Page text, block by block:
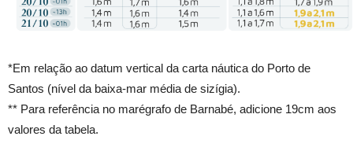
*Em relação ao datum vertical da carta náutica do Porto de
Santos (nível da baixa-mar média de sizígia).
** Para referência no marégrafo de Barnabé, adicione 19cm aos
valores da tabela.